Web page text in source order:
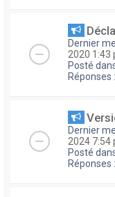
Dernier
2020 1:43
Posté
Réponses :
Dernier
2024 7:54
Posté
Réponses :